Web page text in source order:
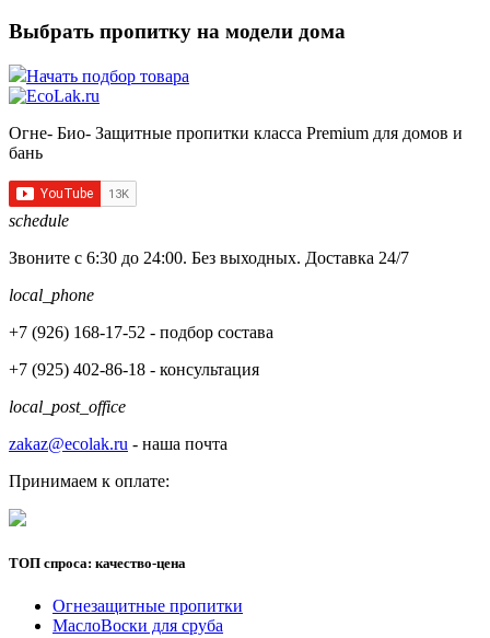
Выбрать пропитку на модели дома
Начать подбор товара
Огне- Био- Защитные пропитки класса Premium для домов и
бань
schedule
Звоните с 6:30 до 24:00. Без выходных. Доставка 24/7
local_phone
+7 (926) 168-17-52 - подбор состава
+7 (925) 402-86-18 - консультация
local_post_office
zakaz@ecolak.ru - наша почта
Принимаем к оплате:
ТОП спроса: качество-цена
Огнезащитные пропитки
МаслоВоски для сруба